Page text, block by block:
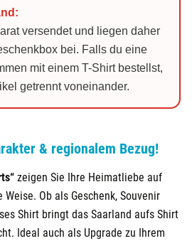
M 24,95 €29,90 €
24,95 € 29,90 €
XL 24,95 €29,90 €
S 24,95 €29,90 €
M 24,95 €29,90 €
L 24,95 € 29,90 €
versendet und liegen daher
bei. Falls du eine
mit einem T-Shirt bestellst,
getrennt voneinander.
& regionalem Bezug!
zeigen Sie Ihre Heimatliebe auf
Ob als Geschenk, Souvenir
Shirt bringt das Saarland aufs Shirt
Ideal auch als Upgrade zu Ihrem